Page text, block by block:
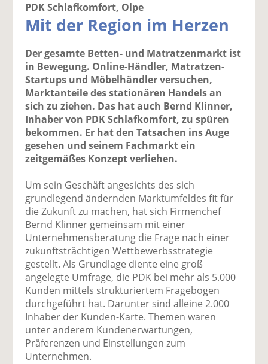
PDK Schlafkomfort, Olpe
Mit der Region im Herzen
Der gesamte Betten- und Matratzenmarkt ist
in Bewegung. Online-Händler, Matratzen-
Startups und Möbelhändler versuchen,
Marktanteile des stationären Handels an
sich zu ziehen. Das hat auch Bernd Klinner,
Inhaber von PDK Schlafkomfort, zu spüren
bekommen. Er hat den Tatsachen ins Auge
gesehen und seinem Fachmarkt ein
zeitgemäßes Konzept verliehen.
Um sein Geschäft angesichts des sich
grundlegend ändernden Marktumfeldes fit für
die Zukunft zu machen, hat sich Firmenchef
Bernd Klinner gemeinsam mit einer
Unternehmensberatung die Frage nach einer
zukunftsträchtigen Wettbewerbsstrategie
gestellt. Als Grundlage diente eine groß
angelegte Umfrage, die PDK bei mehr als 5.000
Kunden mittels strukturiertem Fragebogen
durchgeführt hat. Darunter sind alleine 2.000
Inhaber der Kunden-Karte. Themen waren
unter anderem Kundenerwartungen,
Präferenzen und Einstellungen zum
Unternehmen.